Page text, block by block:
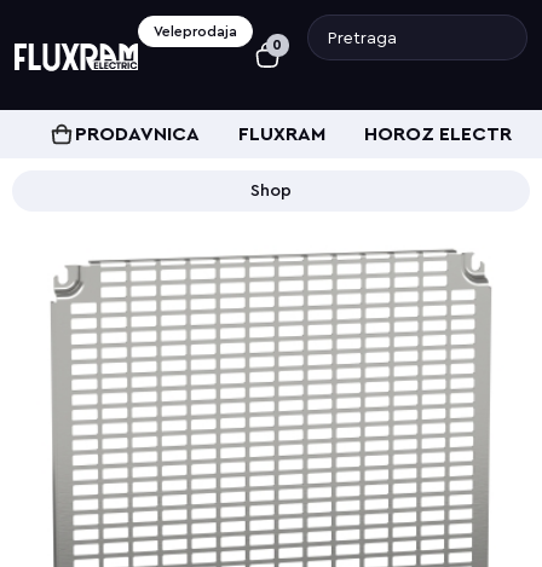
Veleprodaja
0
PRODAVNICA FLUXRAM HOROZ ELECTRIC
Shop